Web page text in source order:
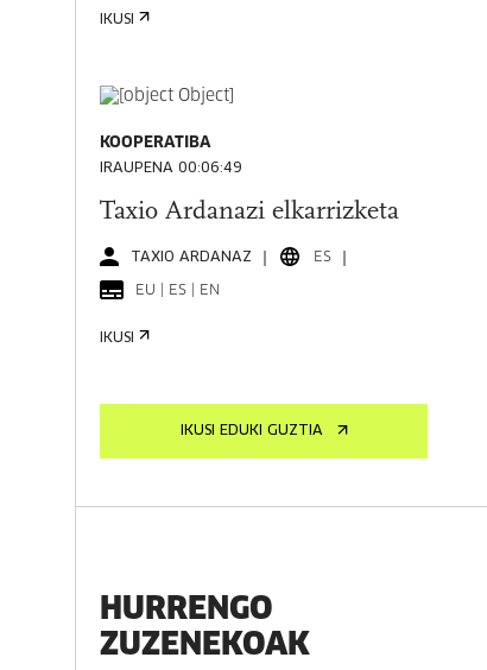
IKUSI
KOOPERATIBA
IRAUPENA 00:06:49
Taxio Ardanazi elkarrizketa
TAXIO ARDANAZ ES
EU | ES | EN
IKUSI
IKUSI EDUKI GUZTIA
HURRENGO
ZUZENEKOAK